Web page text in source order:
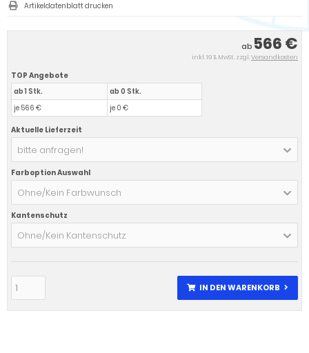
ab 566 €
inkl. 19 % MwSt. zzgl.Versandkosten
TOP Angebote
ab 1 Stk.
je 566 €
ab 0 Stk.
je 0 €
Aktuelle Lieferzeit
bitte anfragen!
Farboption Auswahl
Ohne/Kein Farbwunsch
Kantenschutz
Ohne/Kein Kantenschutz
IN DEN WARENKORB
Artikeldatenblatt drucken